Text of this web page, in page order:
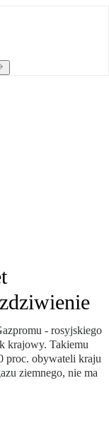
- rosyjskiego
krajowy. Takiemu
proc. obywateli kraju
ziemnego, nie ma